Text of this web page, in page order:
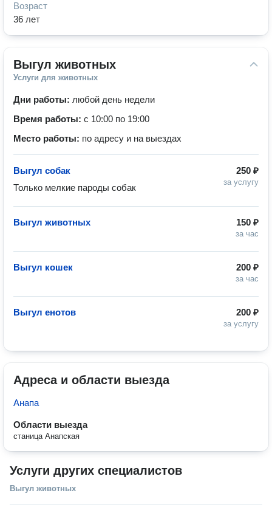
Возраст
36 лет
Выгул животных
Услуги для животных
Дни работы: любой день недели
Время работы: с 10:00 по 19:00
Место работы: по адресу и на выездах
250 ₽
за услугу
Выгул собак
Только мелкие пароды собак
150 ₽
за час
Выгул животных
200 ₽
за час
Выгул кошек
200 ₽
за услугу
Выгул енотов
Адреса и области выезда
Анапа
Области выезда
станица Анапская
Услуги других специалистов
Выгул животных